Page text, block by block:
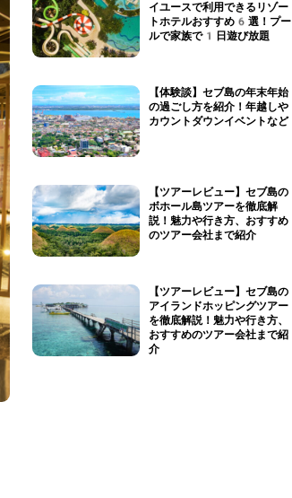
イユースで利用できるリゾー
トホテルおすすめ6選！プー
ルで家族で1日遊び放題
【体験談】セブ島の年末年始
の過ごし方を紹介！年越しや
カウントダウンイベントなど
【ツアーレビュー】セブ島の
ボホール島ツアーを徹底解
説！魅力や行き方、おすすめ
のツアー会社まで紹介
【ツアーレビュー】セブ島の
アイランドホッピングツアー
を徹底解説！魅力や行き方、
おすすめのツアー会社まで紹
介